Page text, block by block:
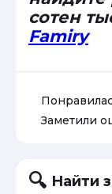
сотен
Famiry
Заметили
Найти